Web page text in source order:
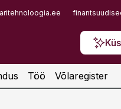
aritehnoloogia.ee
Töö Võlaregister